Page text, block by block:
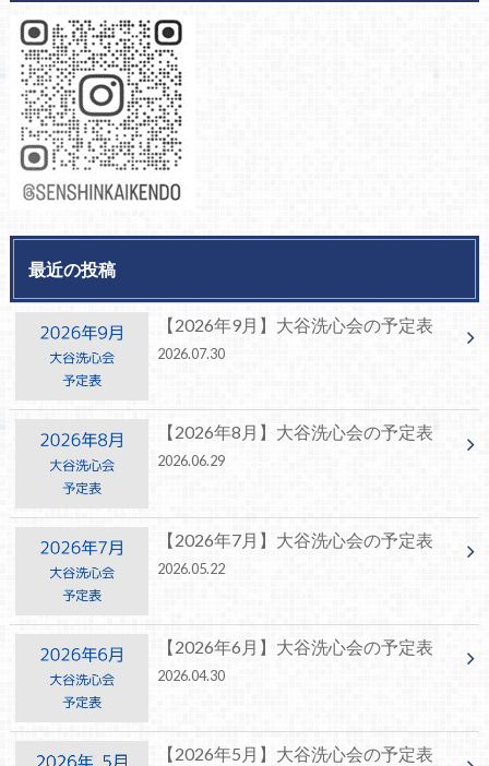
最近の投稿
【2026年9月】大谷洗心会の予定表
2026.07.30
【2026年8月】大谷洗心会の予定表
2026.06.29
【2026年7月】大谷洗心会の予定表
2026.05.22
【2026年6月】大谷洗心会の予定表
2026.04.30
【2026年5月】大谷洗心会の予定表